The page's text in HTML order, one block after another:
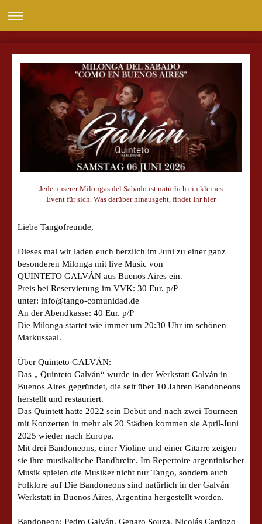
Jede unserer Milongas del Sabado ist natürlich ein kleines
Event für sich. Was darüber hinausgeht, findet Ihr hier
Liebe Tangofreunde,
Dieses mal wir laden euch herzlich im Juni zu einer ganz
besonderen Milonga mit live Music von
QUINTETO GALVÁN aus Buenos Aires ein.
Preis bei Reservierung im VVK: 30 Eur. p/P
unter: info@tango-comunidad.de
An der Abendkasse: 40 Eur. p/P
Die Milonga startet wie immer um 20:30 Uhr im schönen
Markussaal.
Über Quinteto GALVÁN:
Das „ Quinteto Galván“ wurde in der Werkstatt Galván in
Buenos Aires gegründet, die seit über 10 Jahren Bandoneons
herstellt und restauriert.
Das Quintett hatte 2022 sein Debüt und nach zwei Tourneen
mit Konzerten in mehr als 20 Städten kommen sie April-Juni
2025 wieder nach Europa.
Mit drei Bandoneons, einer Violine und einer Gitarre zeigen
sie ihre musikalische Bandbreite. Im Repertoire argentinischer
Musik spielen die Musiker nicht nur Tango, sondern auch
Folklore auf Die Bandoneons sind natürlich in der Galván
Werkstatt in Buenos Aires, Argentina hergestellt worden.
Bandoneon: Pedro Galván, Genaro Souza, Nicolás Cardozo